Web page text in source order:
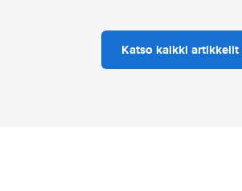
Katso kaikki artikkelit